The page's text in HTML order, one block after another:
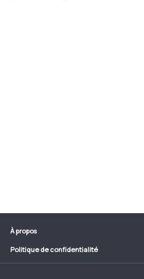
À propos
Politique de confidentialité